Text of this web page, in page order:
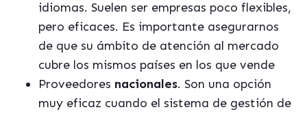
idiomas. Suelen ser empresas poco flexibles,
pero eficaces. Es importante asegurarnos
de que su ámbito de atención al mercado
cubre los mismos países en los que vende
Proveedores nacionales. Son una opción
muy eficaz cuando el sistema de gestión de